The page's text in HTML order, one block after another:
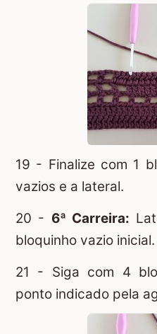
19 - Finalize com 1
vazios e a lateral.
20 - 6ª Carreira:
bloquinho vazio inicial.
21 - Siga com 4
ponto indicado pela